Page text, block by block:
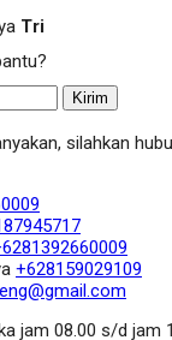
Tri
Kirim
silahkan
+628159029109
jam 08.00 s/d jam